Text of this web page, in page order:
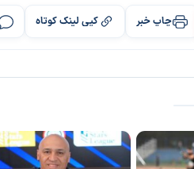
چاپ خبر کپی لینک کوتاه